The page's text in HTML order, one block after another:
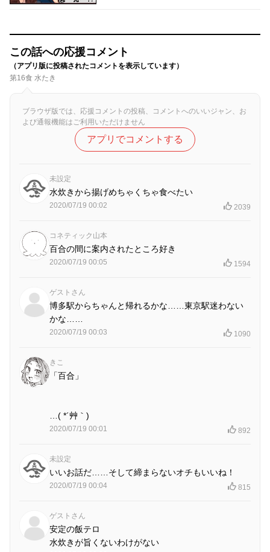
この話への応援コメント
（アプリ版に投稿されたコメントを表示しています）
第16食 水たき
ブラウザ版では、応援コメントの投稿、コメントへのいいジャン、お
よび通報機能はご利用いただけません
アプリでコメントする
未設定
水炊きから揚げめちゃくちゃ食べたい
2020/07/19 00:02 2039
コネティック山本
百合の間に案内されたところ好き
2020/07/19 00:05 1594
ゲストさん
博多駅からちゃんと帰れるかな……東京駅迷わない
かな……
2020/07/19 00:03 1090
きこ
「百合」
…( *´艸｀)
2020/07/19 00:01 892
未設定
いいお話だ……そして締まらないオチもいいね！
2020/07/19 00:04 815
ゲストさん
安定の飯テロ
水炊きが旨くないわけがない